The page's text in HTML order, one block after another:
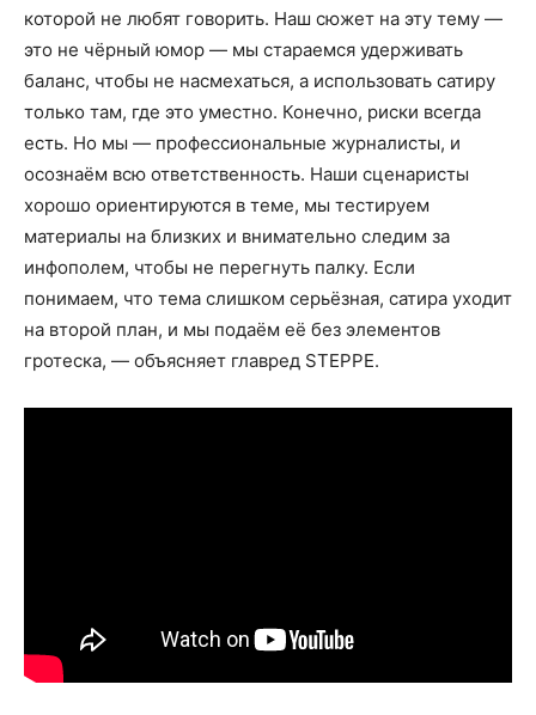
которой не любят говорить. Наш сюжет на эту тему —
это не чёрный юмор — мы стараемся удерживать
баланс, чтобы не насмехаться, а использовать сатиру
только там, где это уместно. Конечно, риски всегда
есть. Но мы — профессиональные журналисты, и
осознаём всю ответственность. Наши сценаристы
хорошо ориентируются в теме, мы тестируем
материалы на близких и внимательно следим за
инфополем, чтобы не перегнуть палку. Если
понимаем, что тема слишком серьёзная, сатира уходит
на второй план, и мы подаём её без элементов
гротеска, — объясняет главред STEPPE.